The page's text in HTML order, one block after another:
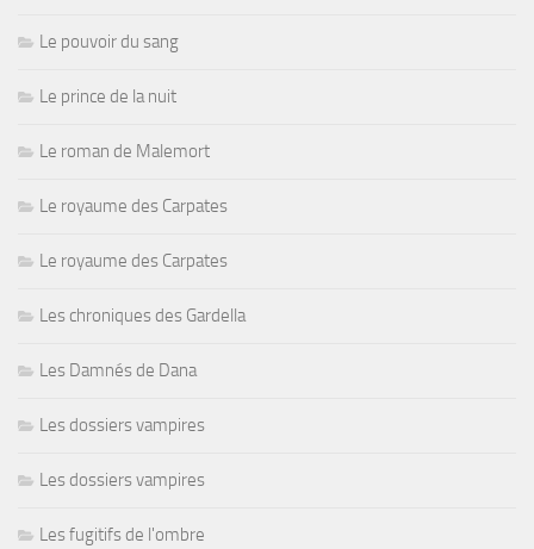
Le pouvoir du sang
Le prince de la nuit
Le roman de Malemort
Le royaume des Carpates
Le royaume des Carpates
Les chroniques des Gardella
Les Damnés de Dana
Les dossiers vampires
Les dossiers vampires
Les fugitifs de l'ombre